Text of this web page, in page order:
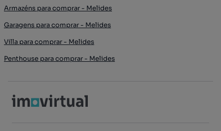
Armazéns para comprar - Melides
Garagens para comprar - Melides
Villa para comprar - Melides
Penthouse para comprar - Melides